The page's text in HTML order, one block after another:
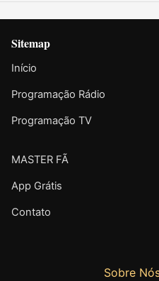
Sitemap
Início
Programação Rádio
Programação TV
MASTER FÃ
App Grátis
Contato
Sobre